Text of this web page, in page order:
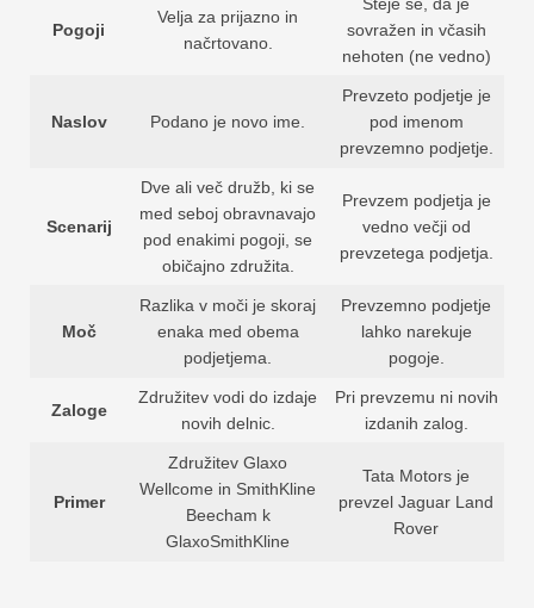
Pogoji
Velja za prijazno in
načrtovano.
Šteje se, da je
sovražen in včasih
nehoten (ne vedno)
Naslov Podano je novo ime.
Prevzeto podjetje je
pod imenom
prevzemno podjetje.
Scenarij
Dve ali več družb, ki se
med seboj obravnavajo
pod enakimi pogoji, se
običajno združita.
Prevzem podjetja je
vedno večji od
prevzetega podjetja.
Moč
Razlika v moči je skoraj
enaka med obema
podjetjema.
Prevzemno podjetje
lahko narekuje
pogoje.
Zaloge
Združitev vodi do izdaje
novih delnic.
Pri prevzemu ni novih
izdanih zalog.
Primer
Združitev Glaxo
Wellcome in SmithKline
Beecham k
GlaxoSmithKline
Tata Motors je
prevzel Jaguar Land
Rover